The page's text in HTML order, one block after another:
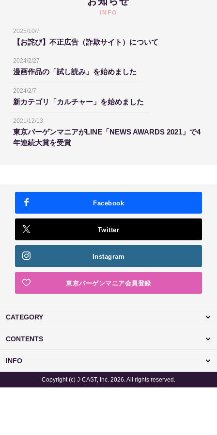
INFO
2025/10/7
【お詫び】不正広告（詐欺サイト）について
2024/2/27
漫画作品の「試し読み」を始めました
2024/2/7
新カテゴリ「カルチャー」を始めました
2021/12/13
東京バーゲンマニアがLINE「NEWS AWARDS 2021」で4
年連続大賞を受賞
Facebook
Twitter
Instagram
東京バーゲンマニア会員登録
CATEGORY
CONTENTS
INFO
Copyright (c) J-CAST, Inc. 2026. All rights reserved.